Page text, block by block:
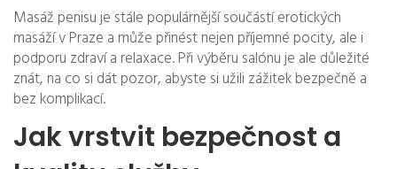
Masáž penisu je stále populárnější součástí erotických
masáží v Praze a může přinést nejen příjemné pocity, ale i
podporu zdraví a relaxace. Při výběru salónu je ale důležité
znát, na co si dát pozor, abyste si užili zážitek bezpečně a
bez komplikací.
Jak vrstvit bezpečnost a